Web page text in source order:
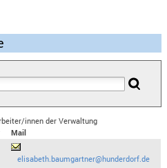
innen der Verwaltung
Mail
elisabeth.baumgartner@hunderdorf.de